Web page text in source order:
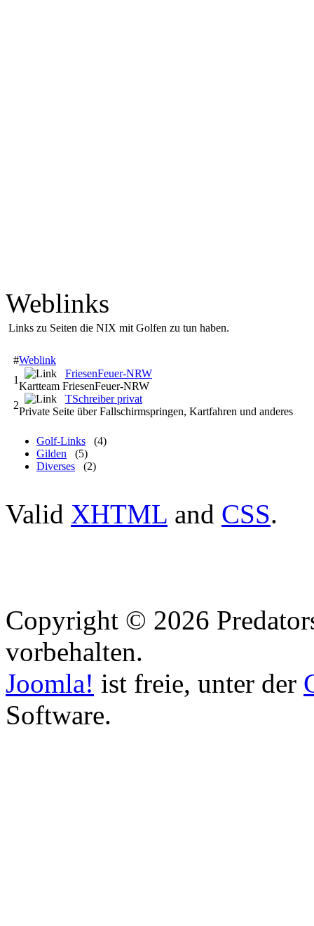
Weblinks
Links zu Seiten die NIX mit Golfen zu tun haben.
#Weblink
1
FriesenFeuer-NRW
Kartteam FriesenFeuer-NRW
2
TSchreiber privat
Private Seite über Fallschirmspringen, Kartfahren und anderes
Golf-Links
(4)
Gilden
(5)
Diverses
(2)
Valid XHTML and CSS.
Copyright © 2026
vorbehalten.
Joomla! ist freie, unter der
Software.